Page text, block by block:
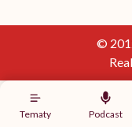
Tematy Podcast
©